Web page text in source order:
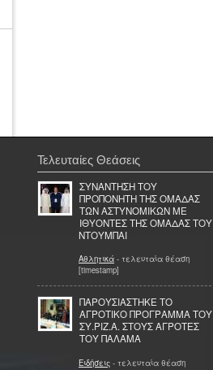
Τελευταίες Θεάσεις
ΣΥΝΑΝΤΗΣΗ ΤΟΥ
ΠΡΟΠΟΝΗΤΗ ΤΗΣ ΟΜΑΔΑΣ
ΤΩΝ ΑΣΤΥΝΟΜΙΚΩΝ ΜΕ
ΙΘΥΟΝΤΕΣ ΤΗΣ ΟΜΑΔΑΣ ΤΟΥ
ΝΤΟΥΜΠΑΙ
Αθλητικά - τελευταία θέαση
[timestamp]
ΠΑΡΟΥΣΙΑΣΤΗΚΕ ΤΟ
ΑΓΡΟΤΙΚΟ ΠΡΟΓΡΑΜΜΑ ΤΟΥ
ΣΥ.ΡΙΖ.Α. ΣΤΟΥΣ ΑΓΡΟΤΕΣ
ΤΟΥ ΠΑΛΑΜΑ
Ειδήσεις - τελευταία θέαση